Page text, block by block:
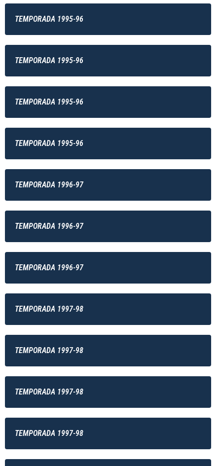
TEMPORADA 1995-96
TEMPORADA 1995-96
TEMPORADA 1995-96
TEMPORADA 1995-96
TEMPORADA 1996-97
TEMPORADA 1996-97
TEMPORADA 1996-97
TEMPORADA 1997-98
TEMPORADA 1997-98
TEMPORADA 1997-98
TEMPORADA 1997-98